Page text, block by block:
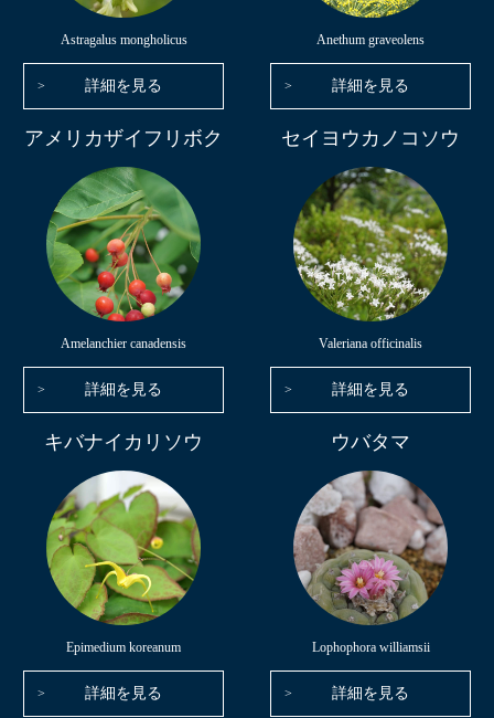
Astragalus mongholicus
詳細を見る
Anethum graveolens
詳細を見る
アメリカザイフリボク
Amelanchier canadensis
詳細を見る
セイヨウカノコソウ
Valeriana officinalis
詳細を見る
キバナイカリソウ
Epimedium koreanum
詳細を見る
ウバタマ
Lophophora williamsii
詳細を見る